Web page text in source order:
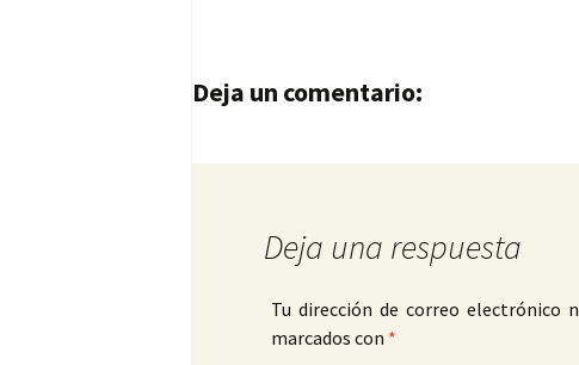
Navegación de entradas
Deja un comentario:
Deja una respuesta
Tu dirección de correo electrónico
marcados con *